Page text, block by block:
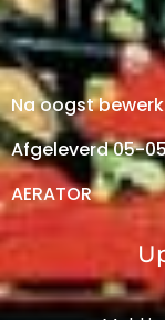
Na oogst
Afgeleverd 05-
AERATOR